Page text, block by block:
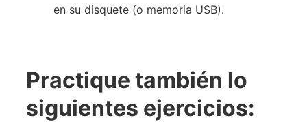
en su disquete (o memoria USB).
Practique también lo
siguientes ejercicios: